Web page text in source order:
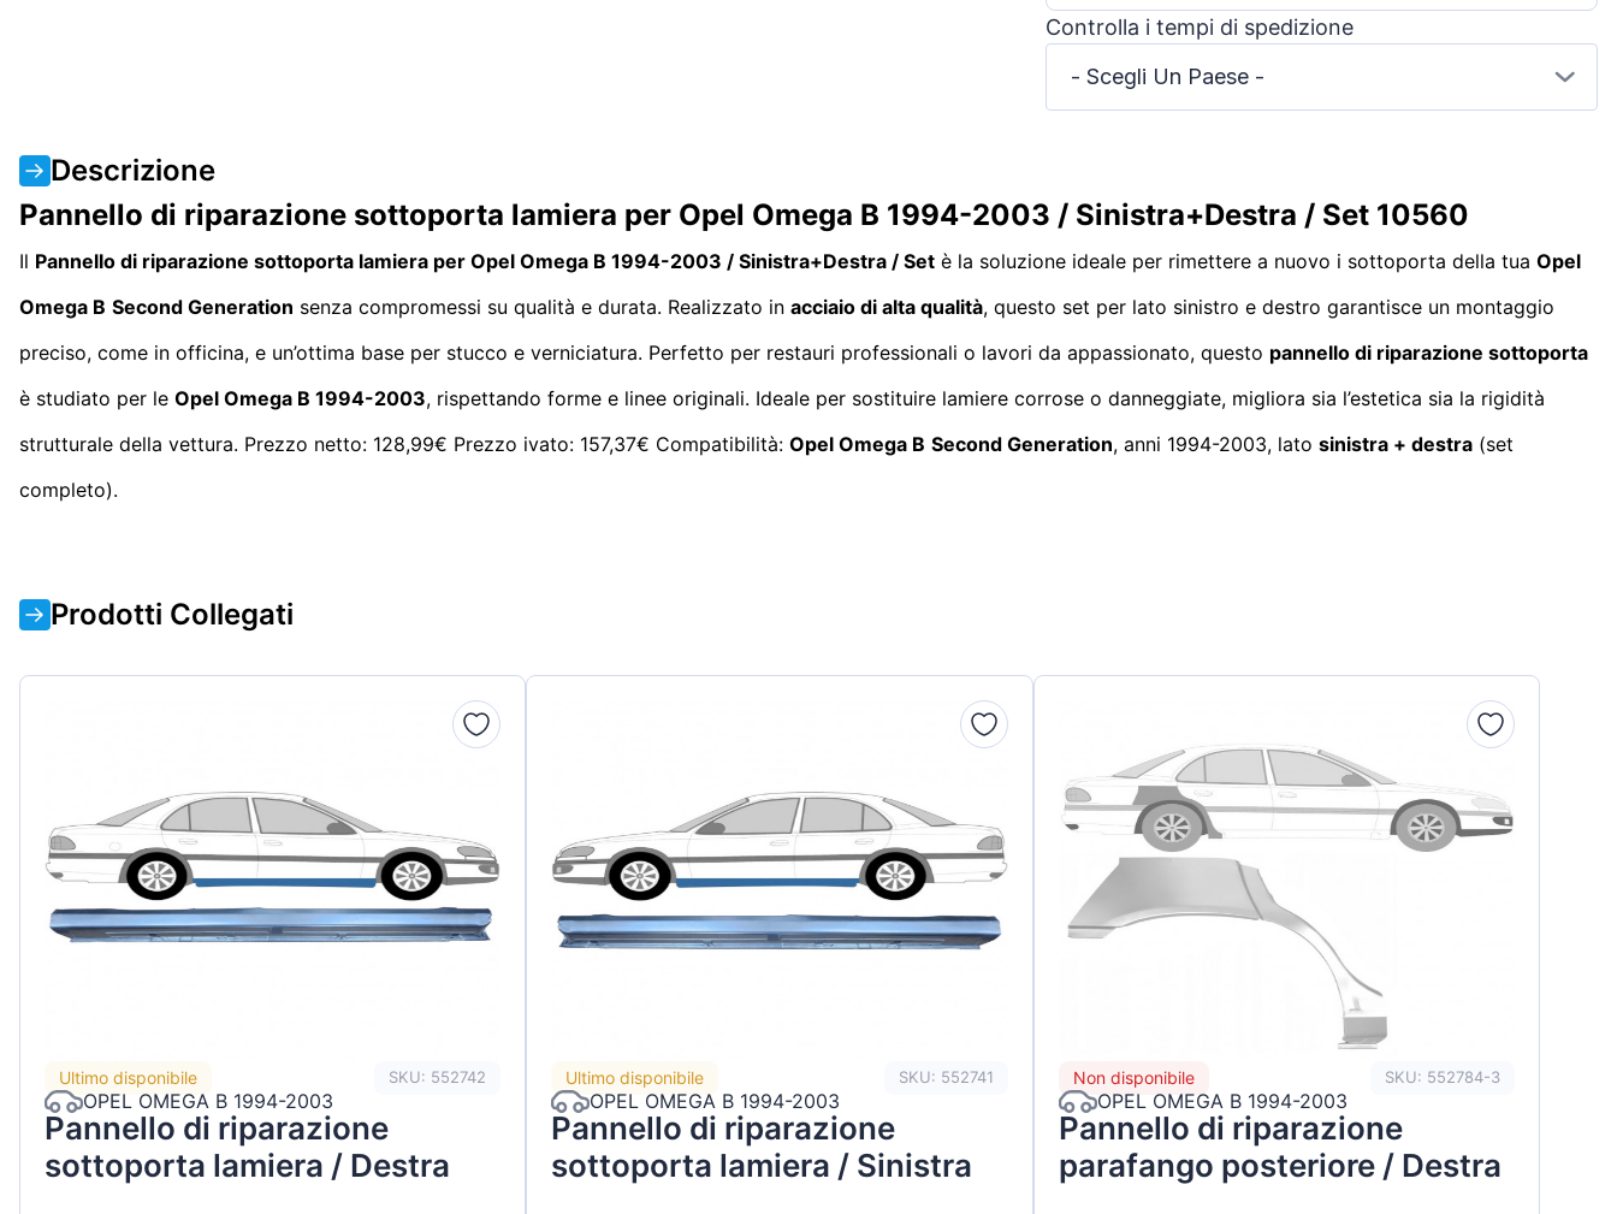
Controlla i tempi di spedizione
- Scegli Un Paese -
Descrizione
Pannello di riparazione sottoporta lamiera per Opel Omega B 1994-2003 / Sinistra+Destra / Set 10560
Il Pannello di riparazione sottoporta lamiera per Opel Omega B 1994-2003 / Sinistra+Destra / Set è la soluzione ideale per rimettere a nuovo i sottoporta della tua Opel
Omega B Second Generation senza compromessi su qualità e durata. Realizzato in acciaio di alta qualità, questo set per lato sinistro e destro garantisce un montaggio
preciso, come in officina, e un’ottima base per stucco e verniciatura. Perfetto per restauri professionali o lavori da appassionato, questo pannello di riparazione sottoporta
è studiato per le Opel Omega B 1994-2003, rispettando forme e linee originali. Ideale per sostituire lamiere corrose o danneggiate, migliora sia l’estetica sia la rigidità
strutturale della vettura. Prezzo netto: 128,99€ Prezzo ivato: 157,37€ Compatibilità: Opel Omega B Second Generation, anni 1994-2003, lato sinistra + destra (set
completo).
Prodotti Collegati
Ultimo disponibile SKU: 552742
OPEL OMEGA B 1994-2003
Pannello di riparazione
sottoporta lamiera / Destra
Ultimo disponibile SKU: 552741
OPEL OMEGA B 1994-2003
Pannello di riparazione
sottoporta lamiera / Sinistra
Non disponibile SKU: 552784-3
OPEL OMEGA B 1994-2003
Pannello di riparazione
parafango posteriore / Destra